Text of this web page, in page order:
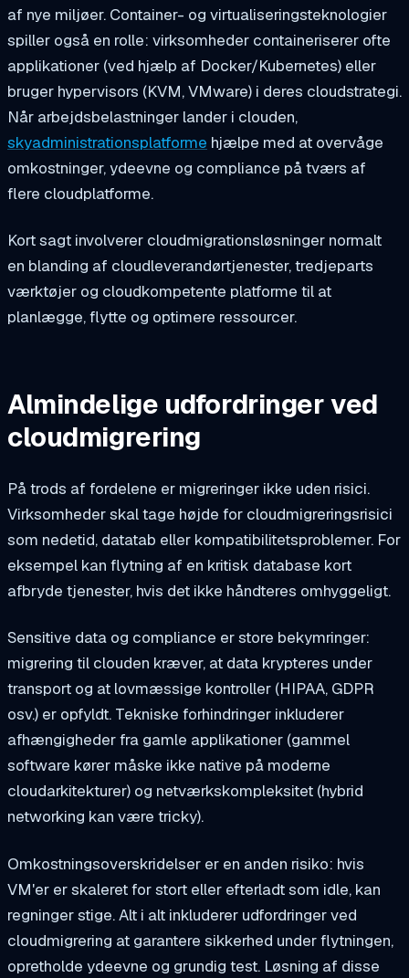
af nye miljøer. Container- og virtualiseringsteknologier
spiller også en rolle: virksomheder containeriserer ofte
applikationer (ved hjælp af Docker/Kubernetes) eller
bruger hypervisors (KVM, VMware) i deres cloudstrategi.
Når arbejdsbelastninger lander i clouden,
skyadministrationsplatforme hjælpe med at overvåge
omkostninger, ydeevne og compliance på tværs af
flere cloudplatforme.
Kort sagt involverer cloudmigrationsløsninger normalt
en blanding af cloudleverandørtjenester, tredjeparts
værktøjer og cloudkompetente platforme til at
planlægge, flytte og optimere ressourcer.
Almindelige udfordringer ved
cloudmigrering
På trods af fordelene er migreringer ikke uden risici.
Virksomheder skal tage højde for cloudmigreringsrisici
som nedetid, datatab eller kompatibilitetsproblemer. For
eksempel kan flytning af en kritisk database kort
afbryde tjenester, hvis det ikke håndteres omhyggeligt.
Sensitive data og compliance er store bekymringer:
migrering til clouden kræver, at data krypteres under
transport og at lovmæssige kontroller (HIPAA, GDPR
osv.) er opfyldt. Tekniske forhindringer inkluderer
afhængigheder fra gamle applikationer (gammel
software kører måske ikke native på moderne
cloudarkitekturer) og netværkskompleksitet (hybrid
networking kan være tricky).
Omkostningsoverskridelser er en anden risiko: hvis
VM'er er skaleret for stort eller efterladt som idle, kan
regninger stige. Alt i alt inkluderer udfordringer ved
cloudmigrering at garantere sikkerhed under flytningen,
opretholde ydeevne og grundig test. Løsning af disse